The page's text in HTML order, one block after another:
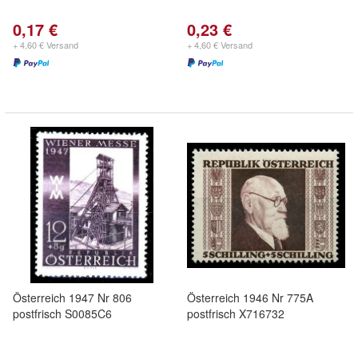
0,17 €
+ 4,60 € Versand
0,23 €
+ 4,60 € Versand
Österreich 1947 Nr 806
postfrisch S0085C6
Österreich 1946 Nr 775A
postfrisch X716732